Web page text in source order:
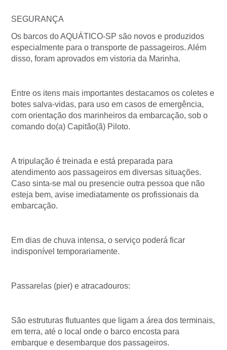
SEGURANÇA
Os barcos do AQUÁTICO-SP são novos e produzidos
especialmente para o transporte de passageiros. Além
disso, foram aprovados em vistoria da Marinha.
Entre os itens mais importantes destacamos os coletes e
botes salva-vidas, para uso em casos de emergência,
com orientação dos marinheiros da embarcação, sob o
comando do(a) Capitão(ã) Piloto.
A tripulação é treinada e está preparada para
atendimento aos passageiros em diversas situações.
Caso sinta-se mal ou presencie outra pessoa que não
esteja bem, avise imediatamente os profissionais da
embarcação.
Em dias de chuva intensa, o serviço poderá ficar
indisponível temporariamente.
Passarelas (pier) e atracadouros:
São estruturas flutuantes que ligam a área dos terminais,
em terra, até o local onde o barco encosta para
embarque e desembarque dos passageiros.